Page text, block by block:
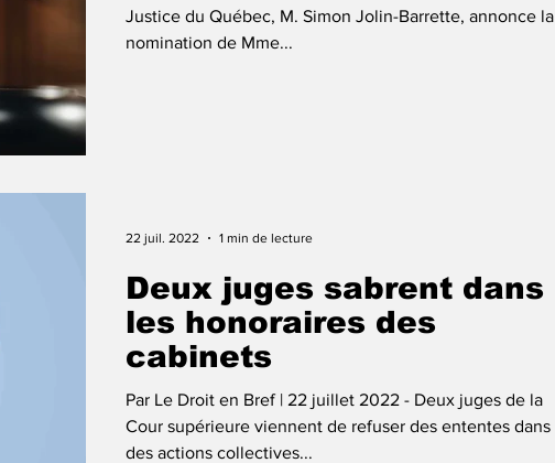
Justice du Québec, M. Simon Jolin-Barrette, annonce la
nomination de Mme...
Deux juges sabrent dans
les honoraires des
cabinets
Par Le Droit en Bref | 22 juillet 2022 - Deux juges de la
Cour supérieure viennent de refuser des ententes dans
des actions collectives...
22 juil. 2022 1 min de lecture